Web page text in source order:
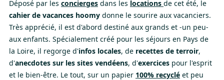
Déposé par les concierges dans les locations de cet été, le
cahier de vacances hoomy donne le sourire aux vacanciers.
Très apprécié, il est d'abord destiné aux grands et -un peu-
aux enfants. Spécialement créé pour les séjours en Pays de
la Loire, il regorge d'infos locales, de recettes de terroir,
d'anecdotes sur les sites vendéens, d'exercices pour l'esprit
et le bien-être. Le tout, sur un papier 100% recyclé et peu